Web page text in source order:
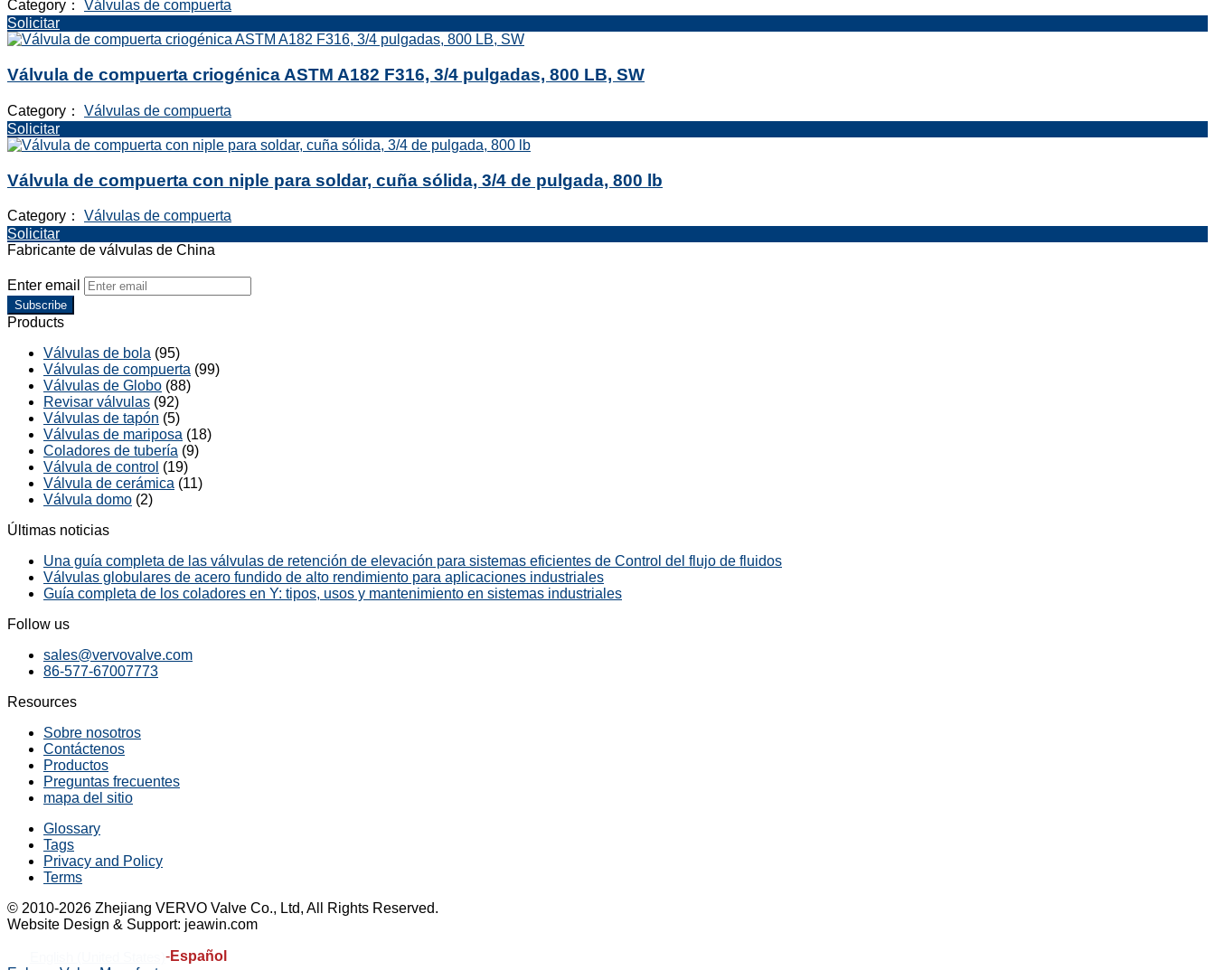
Category： Válvulas de compuerta
Solicitar
Válvula de compuerta criogénica ASTM A182 F316, 3/4 pulgadas, 800 LB, SW
Category： Válvulas de compuerta
Solicitar
Válvula de compuerta con niple para soldar, cuña sólida, 3/4 de pulgada, 800 lb
Category： Válvulas de compuerta
Solicitar
Fabricante de válvulas de China
Enter email
Subscribe
Products
Válvulas de bola (95)
Válvulas de compuerta (99)
Válvulas de Globo (88)
Revisar válvulas (92)
Válvulas de tapón (5)
Válvulas de mariposa (18)
Coladores de tubería (9)
Válvula de control (19)
Válvula de cerámica (11)
Válvula domo (2)
Últimas noticias
Una guía completa de las válvulas de retención de elevación para sistemas eficientes de Control del flujo de fluidos
Válvulas globulares de acero fundido de alto rendimiento para aplicaciones industriales
Guía completa de los coladores en Y: tipos, usos y mantenimiento en sistemas industriales
Follow us
sales@vervovalve.com
86-577-67007773
Resources
Sobre nosotros
Contáctenos
Productos
Preguntas frecuentes
mapa del sitio
Glossary
Tags
Privacy and Policy
Terms
© 2010-2026 Zhejiang VERVO Valve Co., Ltd, All Rights Reserved.
Website Design & Support: jeawin.com
-Español